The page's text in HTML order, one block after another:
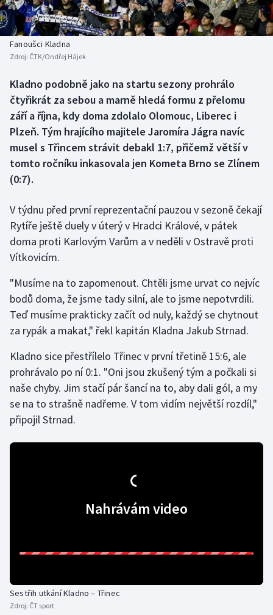
Biatlon
Boby a skeleton
Box
Curling
Dostihy
Florbal
Golf
Gymnastika
Házená
Jezdectví
Krasobruslení
Lezení
Parasport
Plážový volejbal
Aplikace ČT sport
AZ kvíz
Fanoušci Kladna
Zdroj: ČTK/Ondřej Hájek
Kladno podobně jako na startu sezony prohrálo
čtyřikrát za sebou a marně hledá formu z přelomu
září a října, kdy doma zdolalo Olomouc, Liberec i
Plzeň. Tým hrajícího majitele Jaromíra Jágra navíc
musel s Třincem strávit debakl 1:7, přičemž větší v
tomto ročníku inkasovala jen Kometa Brno se Zlínem
(0:7).
V týdnu před první reprezentační pauzou v sezoně čekají
Rytíře ještě duely v úterý v Hradci Králové, v pátek
doma proti Karlovým Varům a v neděli v Ostravě proti
Vítkovicím.
"Musíme na to zapomenout. Chtěli jsme urvat co nejvíc
bodů doma, že jsme tady silní, ale to jsme nepotvrdili.
Teď musíme prakticky začít od nuly, každý se chytnout
za rypák a makat," řekl kapitán Kladna Jakub Strnad.
Kladno sice přestřílelo Třinec v první třetině 15:6, ale
prohrávalo po ní 0:1. "Oni jsou zkušený tým a počkali si
naše chyby. Jim stačí pár šancí na to, aby dali gól, a my
se na to strašně nadřeme. V tom vidím největší rozdíl,"
připojil Strnad.
Nahrávám video
Sestřih utkání Kladno – Třinec
Zdroj: ČT sport